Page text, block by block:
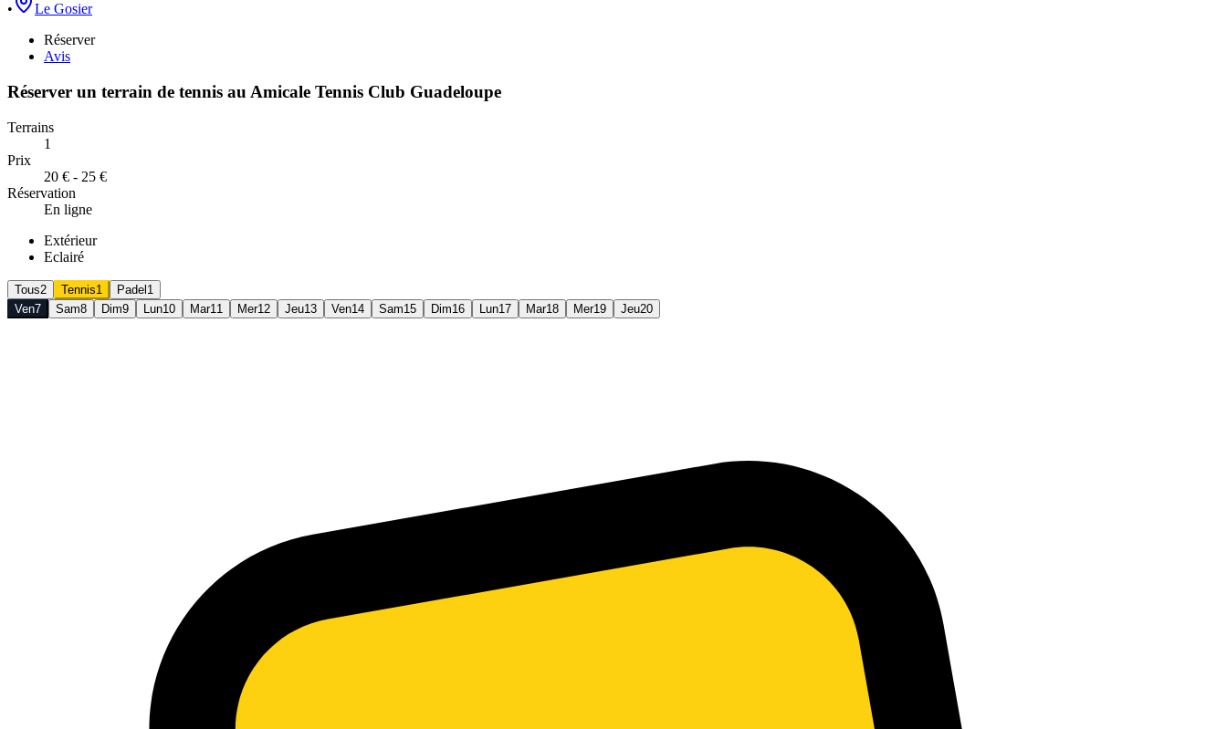
•
Le Gosier
Réserver
Avis
Réserver un terrain de tennis au Amicale Tennis Club Guadeloupe
Terrains
1
Prix
20 € - 25 €
Réservation
En ligne
Extérieur
Eclairé
Tous2 Tennis1 Padel 1
Ven7 Sam8 Dim9 Lun10 Mar11 Mer12 Jeu13 Ven14 Sam15 Dim16 Lun17 Mar18 Mer19 Jeu20